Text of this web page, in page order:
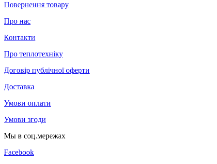
Повернення товару
Про нас
Контакти
Про теплотехніку
Договір публічної оферти
Доставка
Умови оплати
Умови згоди
Мы в соц.мережах
Facebook